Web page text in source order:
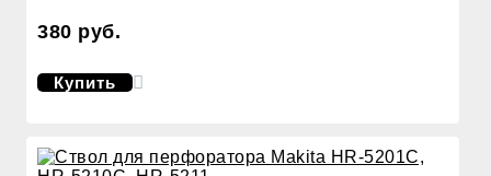
380 руб.
Купить